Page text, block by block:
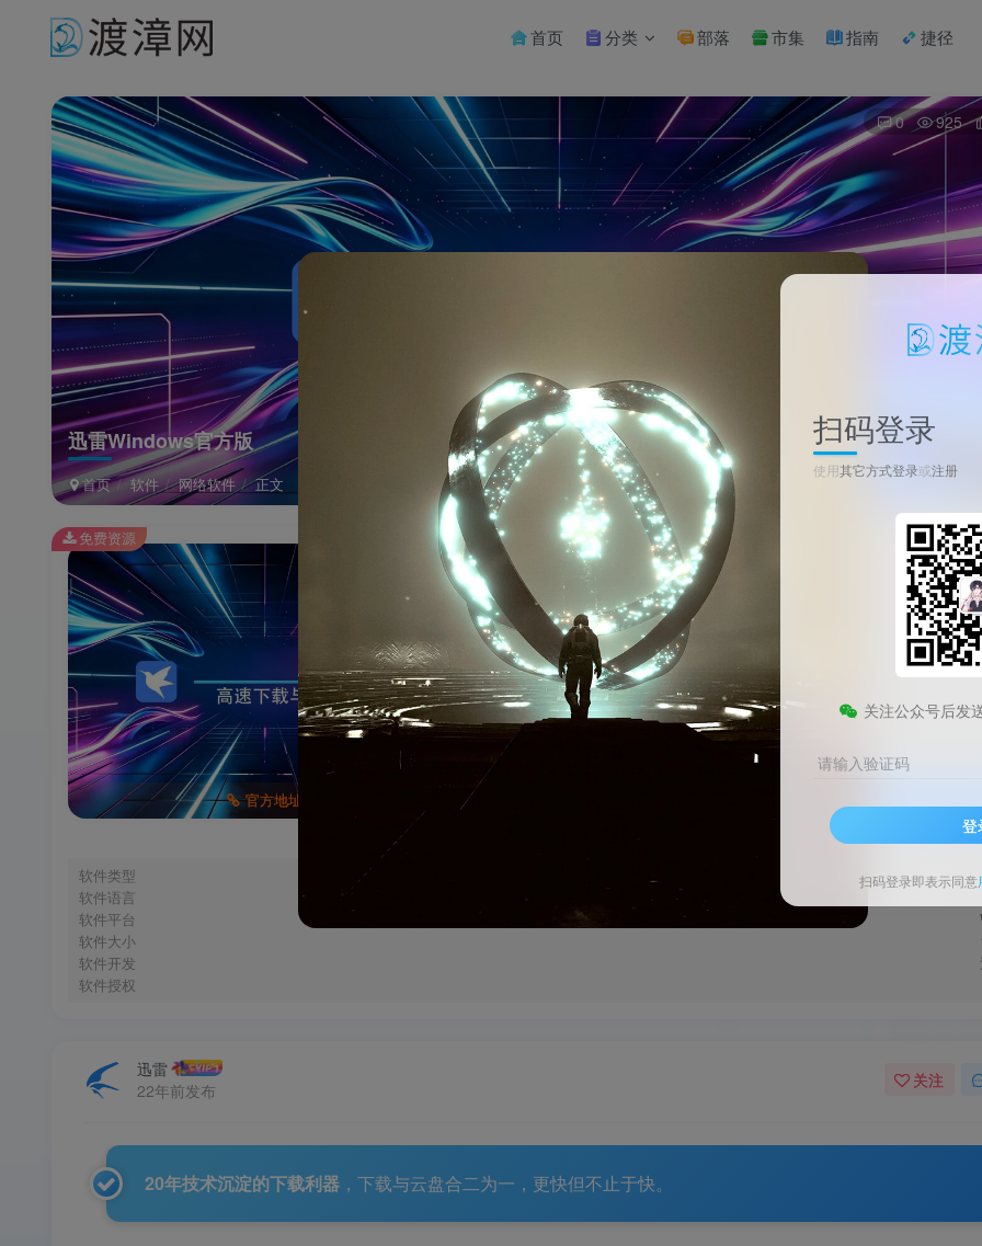
首页 分类 部落 市集 指南 捷径
迅雷Windows官方版
首页 软件 网络软件 正文
0 925
官方地址
迅雷Windows官方版
此内容为免费资源，请登录后查看
0 积分
技术支持 安装调试
软件类型
软件语言
软件平台
软件大小
软件开发
软件授权
免费资源
迅雷
22年前发布
关注
20年技术沉淀的下载利器 ，下载与云盘合二为一，更快但不止于快。
扫码登录
使用其它方式登录或注册
关注公众号后发
请输入验证码
登
扫码登录即表示同意